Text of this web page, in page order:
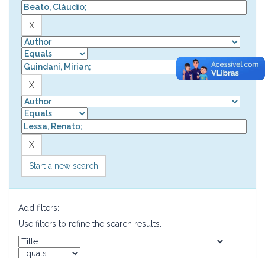
Start a new search
Add filters:
Use filters to refine the search results.